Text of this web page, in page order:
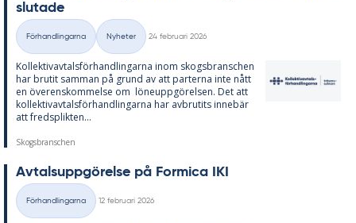
slu­ta­de
Kategorier
Förhandlingarna Nyheter
24 februari 2026
Kol­lek­tivav­tals­för­hand­ling­ar­na inom skogs­branschen
har bru­tit sam­man på grund av att par­ter­na inte nått
en över­ens­kom­mel­se om lö­ne­upp­gö­rel­sen. Det att
kol­lek­tivav­tals­för­hand­ling­ar­na har av­bru­ti­ts in­ne­bär
att freds­plik­ten...
Skogsbranschen
Av­tals­upp­gö­rel­se på For­mica IKI
Kategorier
Förhandlingarna
12 februari 2026